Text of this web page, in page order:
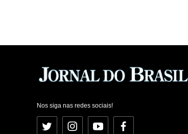
Nos siga nas redes sociais!
Twitter InstagramYouTubeFacebook